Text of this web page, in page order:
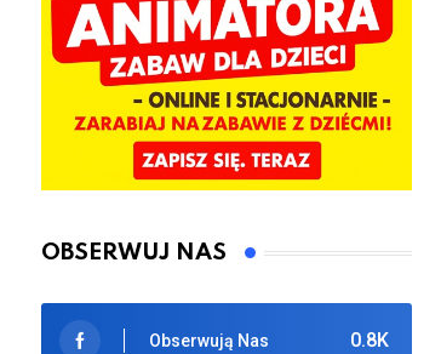
OBSERWUJ NAS
0.8K
Obserwują Nas